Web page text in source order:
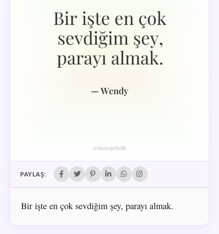
PAYLAŞ:
Bir işte en çok sevdiğim şey, parayı almak.